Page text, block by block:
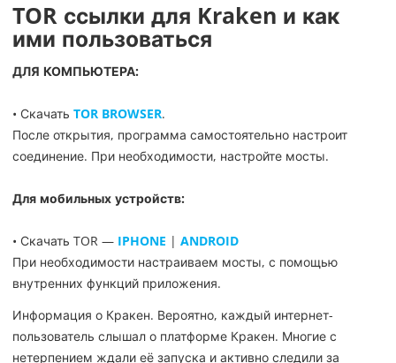
TOR ссылки для Kraken и как
ими пользоваться
ДЛЯ КОМПЬЮТЕРА:
• Скачать TOR BROWSER.
После открытия, программа самостоятельно настроит
соединение. При необходимости, настройте мосты.
Для мобильных устройств:
• Скачать TOR — IPHONE | ANDROID
При необходимости настраиваем мосты, с помощью
внутренних функций приложения.
Информация о Кракен. Вероятно, каждый интернет-
пользователь слышал о платформе Кракен. Многие с
нетерпением ждали её запуска и активно следили за